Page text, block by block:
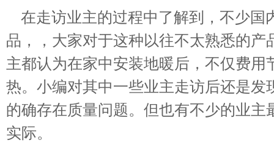
在走访业主的过程中了解到，不少国
品，，大家对于这种以往不太熟悉的
主都认为在家中安装地暖后，不仅费
热。小编对其中一些业主走访后还是
的确存在质量问题。但也有不少的业
实际。